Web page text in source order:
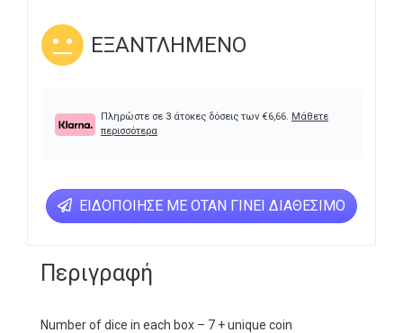
ΕΞΑΝΤΛΗΜΈΝΟ
Πληρώστε σε 3 άτοκες δόσεις των €6,66. Μάθετε
περισσότερα
ΕΙΔΟΠΟΊΗΣΕ ΜΕ ΌΤΑΝ ΓΊΝΕΙ ΔΙΑΘΈΣΙΜΟ
Περιγραφή
Number of dice in each box – 7 + unique coin